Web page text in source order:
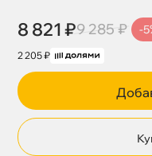
8 821 ₽9 285 ₽ -
2 205 ₽